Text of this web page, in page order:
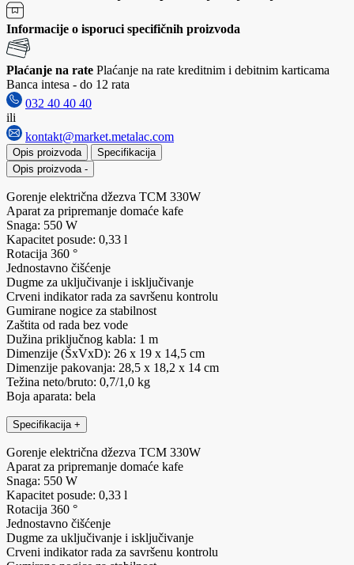
Informacije o isporuci specifičnih proizvoda
Plaćanje na rate Plaćanje na rate kreditnim i debitnim karticama
Banca intesa - do 12 rata
032 40 40 40
ili
kontakt@market.metalac.com
Opis proizvoda
Specifikacija
Opis proizvoda -
Gorenje električna džezva TCM 330W
Aparat za pripremanje domaće kafe
Snaga: 550 W
Kapacitet posude: 0,33 l
Rotacija 360 °
Jednostavno čišćenje
Dugme za uključivanje i isključivanje
Crveni indikator rada za savršenu kontrolu
Gumirane nogice za stabilnost
Zaštita od rada bez vode
Dužina priključnog kabla: 1 m
Dimenzije (ŠxVxD): 26 x 19 x 14,5 cm
Dimenzije pakovanja: 28,5 x 18,2 x 14 cm
Težina neto/bruto: 0,7/1,0 kg
Boja aparata: bela
Specifikacija +
Gorenje električna džezva TCM 330W
Aparat za pripremanje domaće kafe
Snaga: 550 W
Kapacitet posude: 0,33 l
Rotacija 360 °
Jednostavno čišćenje
Dugme za uključivanje i isključivanje
Crveni indikator rada za savršenu kontrolu